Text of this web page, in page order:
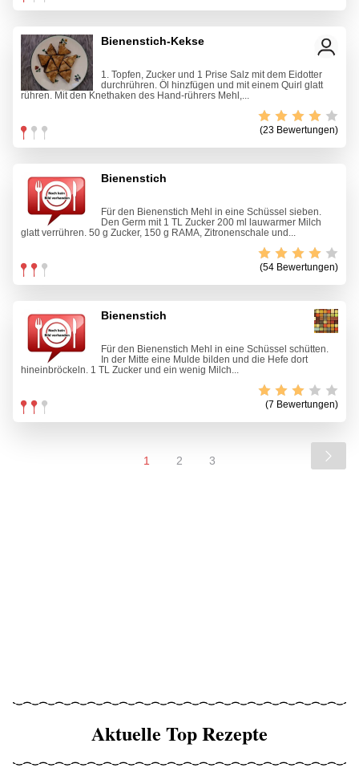
Bienenstich-Kekse
1. Topfen, Zucker und 1 Prise Salz mit dem Eidotter
durchrühren. Öl hinzfügen und mit einem Quirl glatt
rühren. Mit den Knethaken des Hand-rührers Mehl,...
(23 Bewertungen)
Bienenstich
Für den Bienenstich Mehl in eine Schüssel sieben.
Den Germ mit 1 TL Zucker 200 ml lauwarmer Milch
glatt verrühren. 50 g Zucker, 150 g RAMA, Zitronenschale und...
(54 Bewertungen)
Bienenstich
Für den Bienenstich Mehl in eine Schüssel schütten.
In der Mitte eine Mulde bilden und die Hefe dort
hineinbröckeln. 1 TL Zucker und ein wenig Milch...
(7 Bewertungen)
1 2 3
Aktuelle Top Rezepte